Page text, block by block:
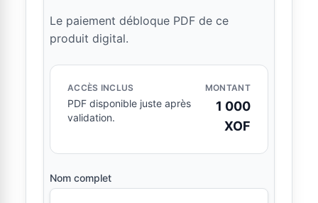
Le paiement débloque PDF de ce
produit digital.
ACCÈS INCLUS
PDF disponible juste après
validation.
MONTANT
1 000
XOF
Nom complet